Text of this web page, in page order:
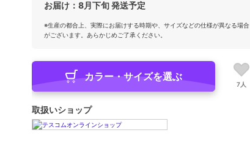
お届け： 8月下旬発送予定
※生産の都合上、実際にお届けする時期や、サイズなどの仕様が異なる場合
がございます。あらかじめご了承ください。
カラー・サイズを選ぶ
7人
取扱いショップ